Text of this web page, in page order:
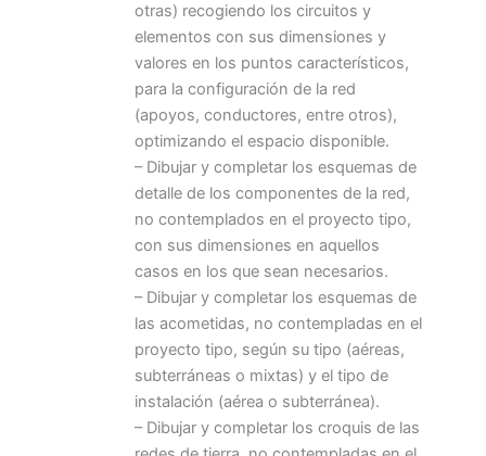
otras) recogiendo los circuitos y
elementos con sus dimensiones y
valores en los puntos característicos,
para la configuración de la red
(apoyos, conductores, entre otros),
optimizando el espacio disponible.
– Dibujar y completar los esquemas de
detalle de los componentes de la red,
no contemplados en el proyecto tipo,
con sus dimensiones en aquellos
casos en los que sean necesarios.
– Dibujar y completar los esquemas de
las acometidas, no contempladas en el
proyecto tipo, según su tipo (aéreas,
subterráneas o mixtas) y el tipo de
instalación (aérea o subterránea).
– Dibujar y completar los croquis de las